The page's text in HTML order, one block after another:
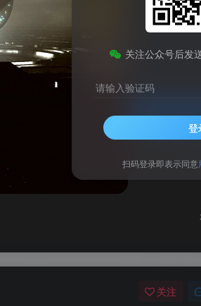
技术支持 安装调试
关注
关注公众号后发
请输入验证码
登
扫码登录即表示同意